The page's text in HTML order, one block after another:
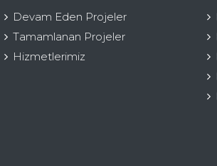
Devam Eden Projeler
Tamamlanan Projeler
Hizmetlerimiz